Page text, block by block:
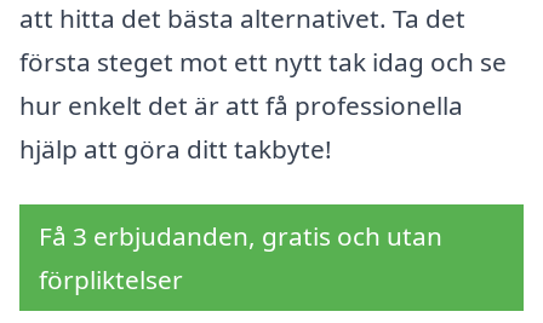
att hitta det bästa alternativet. Ta det
första steget mot ett nytt tak idag och se
hur enkelt det är att få professionella
hjälp att göra ditt takbyte!
Få 3 erbjudanden, gratis och utan
förpliktelser